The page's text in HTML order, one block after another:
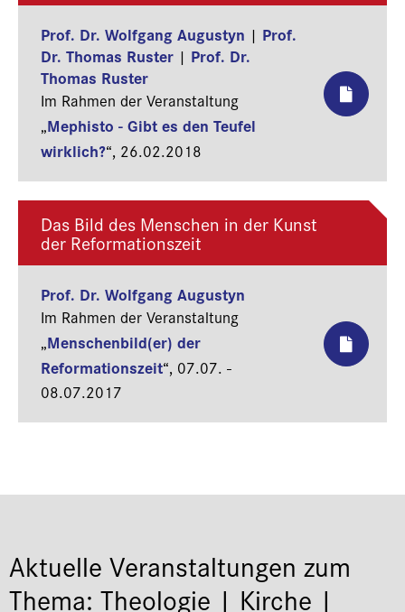
Prof. Dr. Wolfgang Augustyn | Prof.
Dr. Thomas Ruster | Prof. Dr.
Thomas Ruster
Im Rahmen der Veranstaltung
„Mephisto - Gibt es den Teufel
wirklich?“, 26.02.2018
Das Bild des Menschen in der Kunst
der Reformationszeit
Prof. Dr. Wolfgang Augustyn
Im Rahmen der Veranstaltung
„Menschenbild(er) der
Reformationszeit“, 07.07. -
08.07.2017
Aktuelle Veranstaltungen zum
Thema: Theologie | Kirche |